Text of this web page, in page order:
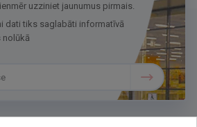
uzziniet jaunumus pirmais.
dati tiks saglabāti informatīvā
nolūkā